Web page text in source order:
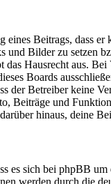
Beitrags, dass er
und Bilder zu setzen
das Hausrecht aus.
Boards
der Betreiber keine
Beiträge und
hinaus, deine
es sich bei phpBB um
werden durch die